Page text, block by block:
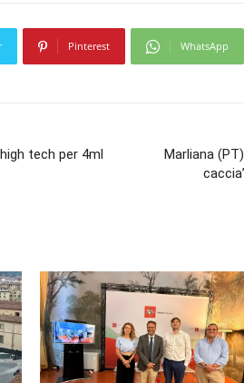
Pinterest WhatsApp
tech per 4ml
Marliana